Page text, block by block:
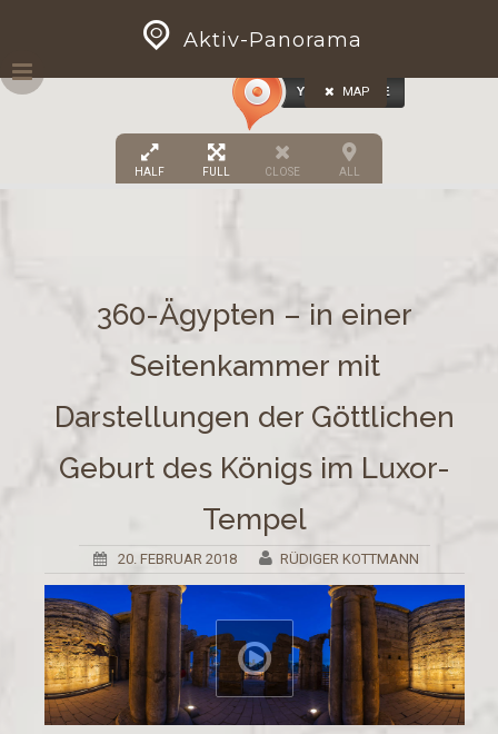
content
Aktiv-Panorama
MAP
HALF FULL CLOSE ALL
360-Ägypten – in einer
Seitenkammer mit
Darstellungen der Göttlichen
Geburt des Königs im Luxor-
Tempel
20. FEBRUAR 2018 RÜDIGER KOTTMANN